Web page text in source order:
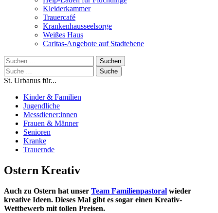
Kleiderkammer
Trauercafé
Krankenhausseelsorge
Weißes Haus
Caritas-Angebote auf Stadtebene
Suchen
nach:
Suche
nach:
St. Urbanus für...
Kinder & Familien
Jugendliche
Messdiener:innen
Frauen & Männer
Senioren
Kranke
Trauernde
Ostern Kreativ
Auch zu Ostern hat unser Team Familienpastoral wieder
kreative Ideen. Dieses Mal gibt es sogar einen Kreativ-
Wettbewerb mit tollen Preisen.